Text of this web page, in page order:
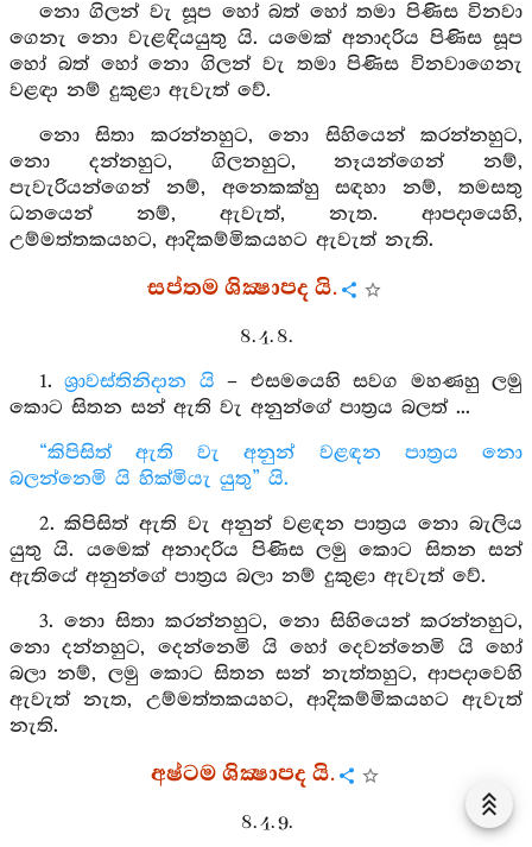
නො ගිලන් වැ සූප හෝ බත් හෝ තමා පිණිස විනවා
ගෙනැ නො වැළඳියයුතු යි. යමෙක් අනාදරිය පිණිස සූප
හෝ බත් හෝ නො ගිලන් වැ තමා පිණිස විනවාගෙනැ
වළඳා නම් දුකුළා ඇවැත් වේ.
නො සිතා කරන්නහුට, නො සිහියෙන් කරන්නහුට,
නො දන්නහුට, ගිලනහුට, නෑයන්ගෙන් නම්,
පැවැරියන්ගෙන් නම්, අනෙකක්හු සඳහා නම්, තමසතු
ධනයෙන් නම්, ඇවැත්, නැත. ආපදායෙහි,
උම්මත්තකයහට, ආදිකම්මිකයහට ඇවැත් නැති.
සප්තම ශික්‍ෂාපද යි.
8. 4. 8.
1.ශ්‍රාවස්තිනිදාන යි – එසමයෙහි සවග මහණහු ලමු
කොට සිතන සන් ඇති වැ අනුන්ගේ පාත්‍රය බලත් ...
“කිපිසිත් ඇති වැ අනුන් වළඳන පාත්‍රය නො
බලන්නෙමි යි හික්මියැ යුතු” යි.
2. කිපිසිත් ඇති වැ අනුන් වළඳන පාත්‍රය නො බැලිය
යුතු යි. යමෙක් අනාදරිය පිණිස ලමු කොට සිතන සන්
ඇතියේ අනුන්ගේ පාත්‍රය බලා නම් දුකුළා ඇවැත් වේ.
3. නො සිතා කරන්නහුට, නො සිහියෙන් කරන්නහුට,
නො දන්නහුට, දෙන්නෙමි යි හෝ දෙවන්නෙමි යි හෝ
බලා නම්, ලමු කොට සිතන සන් නැත්තහුට, ආපදාවෙහි
ඇවැත් නැත, උම්මත්තකයහට, ආදිකම්මිකයහට ඇවැත්
නැති.
අෂ්ටම ශික්‍ෂාපද යි.
8. 4. 9.